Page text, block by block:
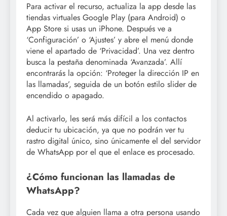
Para activar el recurso, actualiza la app desde las
tiendas virtuales Google Play (para Android) o
App Store si usas un iPhone. Después ve a
‘Configuración’ o ‘Ajustes’ y abre el menú donde
viene el apartado de ‘Privacidad’. Una vez dentro
busca la pestaña denominada ‘Avanzada’. Allí
encontrarás la opción: ‘Proteger la dirección IP en
las llamadas’, seguida de un botón estilo slider de
encendido o apagado.
Al activarlo, les será más difícil a los contactos
deducir tu ubicación, ya que no podrán ver tu
rastro digital único, sino únicamente el del servidor
de WhatsApp por el que el enlace es procesado.
¿Cómo funcionan las llamadas de
WhatsApp?
Cada vez que alguien llama a otra persona usando